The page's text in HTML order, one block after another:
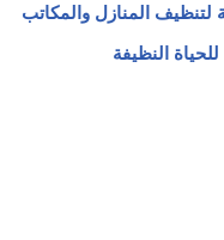
المنازل والمكاتب
النظيفة